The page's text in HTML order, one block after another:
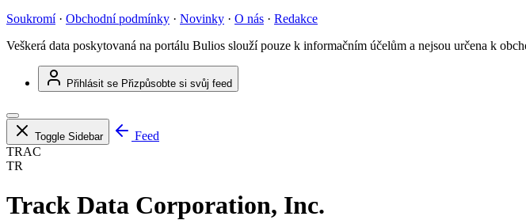
Soukromí · Obchodní podmínky · Novinky · O nás · Redakce
Veškerá data poskytovaná na portálu Bulios slouží pouze k informačním účelům a nejsou určena k
Přihlásit se Přizpůsobte si svůj feed
Toggle Sidebar
Feed
TRAC
TR
Track Data Corporation, Inc.